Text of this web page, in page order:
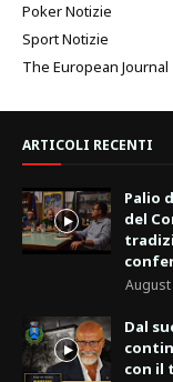
Poker Notizie
Sport Notizie
The European Journal
ARTICOLI RECENTI
Palio
del
August
Dal
con il